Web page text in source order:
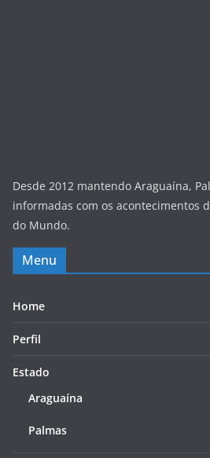
Desde 2012 mantendo Araguaína,
informadas com os acontecimentos
do Mundo.
Menu
Home
Perfil
Estado
Araguaína
Palmas